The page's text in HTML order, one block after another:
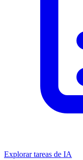
Explorar tareas de IA